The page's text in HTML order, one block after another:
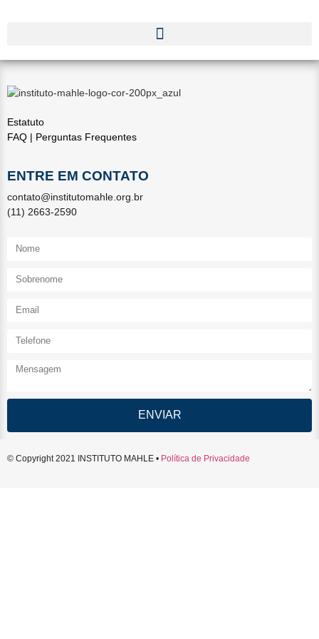
Estatuto
FAQ | Perguntas Frequentes
ENTRE EM CONTATO
contato@institutomahle.org.br
(11) 2663-2590
ENVIAR
© Copyright 2021 INSTITUTO MAHLE • Política de Privacidade